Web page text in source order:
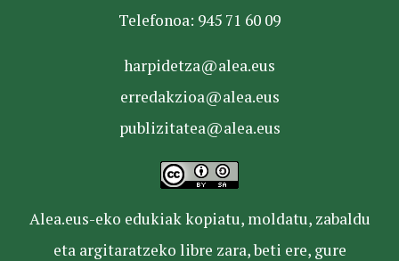
Telefonoa: 945 71 60 09
harpidetza@alea.eus
erredakzioa@alea.eus
publizitatea@alea.eus
Alea.eus-eko edukiak kopiatu, moldatu, zabaldu
eta argitaratzeko libre zara, beti ere, gure